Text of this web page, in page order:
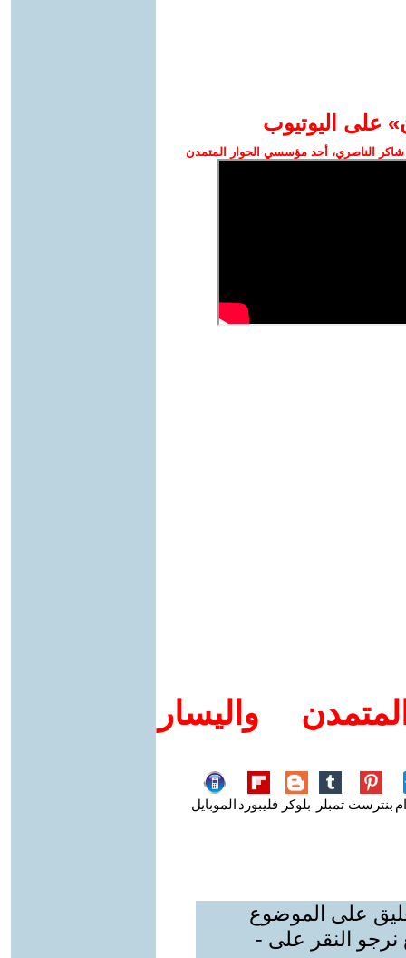
على اليوتيوب
الناصري، أحد مؤسسي الحوار المتمدن
واليسار
بنترست تمبلر بلوكر فليبورد الموبايل
على الموضوع
نرجو النقر على -